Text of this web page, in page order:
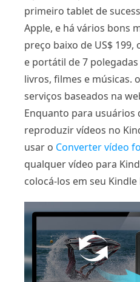
primeiro tablet de
Apple, e há vários bons
preço baixo de US$
e portátil de 7
livros, filmes e músicas.
serviços baseados na
Enquanto para usuários
reproduzir vídeos no
usar o Converter vídeo
qualquer vídeo para
colocá-los em seu Kindle